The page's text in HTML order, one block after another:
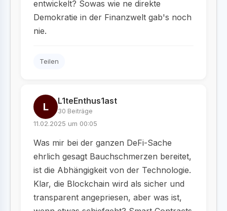
entwickelt? Sowas wie ne direkte
Demokratie in der Finanzwelt gab's noch
nie.
Teilen
L L1teEnthus1ast
30 Beiträge
11.02.2025 um 00:05
Was mir bei der ganzen DeFi-Sache
ehrlich gesagt Bauchschmerzen bereitet,
ist die Abhängigkeit von der Technologie.
Klar, die Blockchain wird als sicher und
transparent angepriesen, aber was ist,